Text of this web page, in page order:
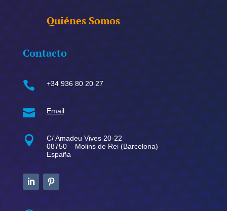
Quiénes Somos
Contacto
 +34 936 80 20 27
 Email

C/ Amadeu Vives 20-22
08750 – Molins de Rei (Barcelona)
España